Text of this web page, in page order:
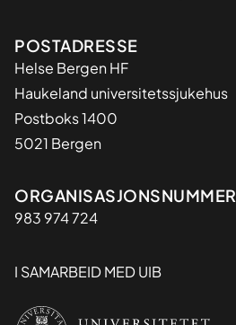
Adresse
POSTADRESSE
Helse Bergen HF
Haukeland universitetssjukehus
Postboks 1400
5021 Bergen
Organisasjon
ORGANISASJONSNUMMER
983 974 724
I SAMARBEID MED UIB